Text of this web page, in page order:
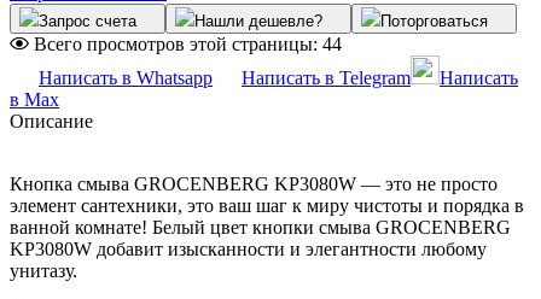
Запрос счета Нашли дешевле? Поторговаться
Всего просмотров этой страницы: 44
Написать в Whatsapp
Написать в Telegram
Написать
в Max
Описание
Кнопка смыва GROCENBERG KP3080W — это не просто
элемент сантехники, это ваш шаг к миру чистоты и порядка в
ванной комнате! Белый цвет кнопки смыва GROCENBERG
KP3080W добавит изысканности и элегантности любому
унитазу.